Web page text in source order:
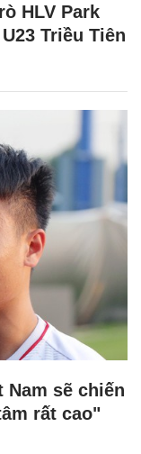
HLV Park
Triều Tiên
Nam sẽ chiến
rất cao"